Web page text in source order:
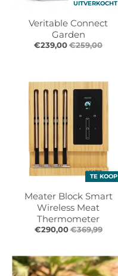
.
e
r
a
a
n
g
u
a
g
e
d
r
l
.
e
r
u
r
r
n
c
y
d
r
UITVERKOCHT
Veritable Connect
Garden
€239,00€259,00
TE KOOP
Meater Block Smart
Wireless Meat
Thermometer
€290,00€369,99